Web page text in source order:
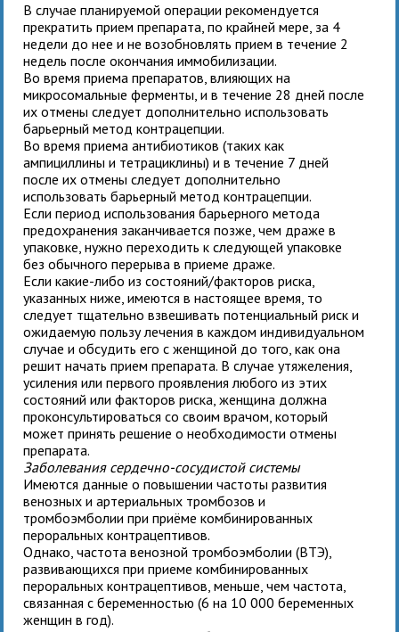
В случае планируемой операции рекомендуется
прекратить прием препарата, по крайней мере, за 4
недели до нее и не возобновлять прием в течение 2
недель после окончания иммобилизации.
Во время приема препаратов, влияющих на
микросомальные ферменты, и в течение 28 дней после
их отмены следует дополнительно использовать
барьерный метод контрацепции.
Во время приема антибиотиков (таких как
ампициллины и тетрациклины) и в течение 7 дней
после их отмены следует дополнительно
использовать барьерный метод контрацепции.
Если период использования барьерного метода
предохранения заканчивается позже, чем драже в
упаковке, нужно переходить к следующей упаковке
без обычного перерыва в приеме драже.
Если какие-либо из состояний/факторов риска,
указанных ниже, имеются в настоящее время, то
следует тщательно взвешивать потенциальный риск и
ожидаемую пользу леченияв каждом индивидуальном
случае и обсудить его с женщиной до того, как она
решит начать прием препарата. В случае утяжеления,
усиления или первого проявления любого из этих
состояний или факторов риска, женщина должна
проконсультироваться со своим врачом, который
может принять решение о необходимости отмены
препарата.
Заболевания сердечно-сосудистой системы
Имеются данные о повышении частоты развития
венозных и артериальных тромбозов и
тромбоэмболии при приёме комбинированных
пероральных контрацептивов.
Однако, частота венозной тромбоэмболии (ВТЭ),
развивающихся при приеме комбинированных
пероральных контрацептивов, меньше, чем частота,
связанная с беременностью (6 на 10 000 беременных
женщин в год).